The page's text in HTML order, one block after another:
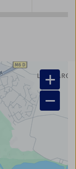
+
−